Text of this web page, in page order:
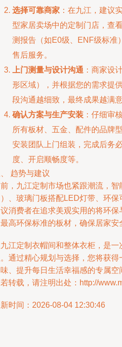
选择可靠商家 ：在九江，建议
型家居卖场中的定制门店，查
测报告（如E0级、ENF级标准
售后服务。
上门测量与设计沟通 ：商家设
形区域），并根据您的需求提
段沟通越细致，最终成果越满意
确认方案与生产安装 ：仔细审
所有板材、五金、配件的品牌
安装团队上门组装，完成后务
度、开启顺畅度等。
趋势与建议
，九江定制市场也紧跟潮流，
、玻璃门板搭配LED灯带、环
消费者在追求美观实用的将环
高环保标准的板材，确保居家安
江定制衣帽间和整体衣柜，是
通过精心规划与选择，您将获
、提升每日生活幸福感的专属空
转载，请注明出处：http://
时间：2026-08-04 12:30:46